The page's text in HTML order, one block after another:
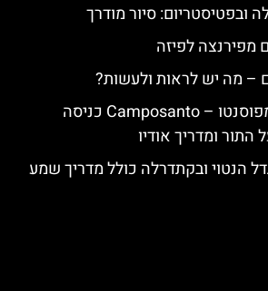
ובפטיסטריום: סיור מודרך
מפירנצה לפיזה
– מה יש לראות ולעשות?
קתדרלת פיזה וקמפוסנטו – Camposanto כניסה
התור ומדריך אודיו
הנטוי ובקתדרלה כולל מדריך שמע